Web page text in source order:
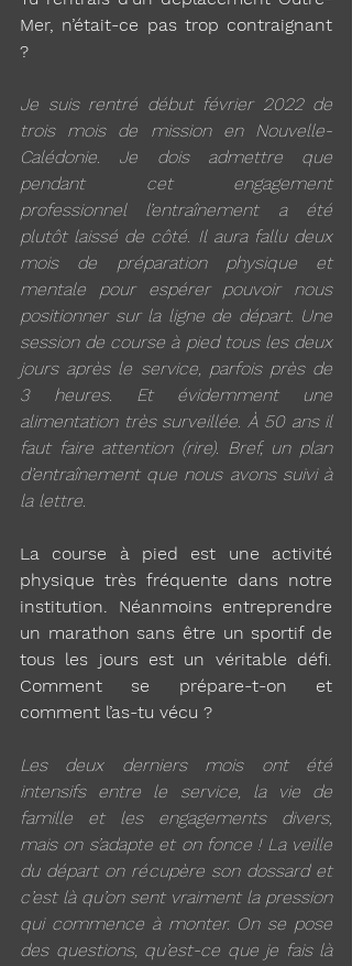
Mer, n’était-ce pas trop contraignant
?
Je suis rentré début février 2022 de
trois mois de mission en Nouvelle-
Calédonie. Je dois admettre que
pendant cet engagement
professionnel l’entraînement a été
plutôt laissé de côté. Il aura fallu deux
mois de préparation physique et
mentale pour espérer pouvoir nous
positionner sur la ligne de départ. Une
session de course à pied tous les deux
jours après le service, parfois près de
3 heures. Et évidemment une
alimentation très surveillée. À 50 ans il
faut faire attention (rire). Bref, un plan
d’entraînement que nous avons suivi à
la lettre.
La course à pied est une activité
physique très fréquente dans notre
institution. Néanmoins entreprendre
un marathon sans être un sportif de
tous les jours est un véritable défi.
Comment se prépare-t-on et
comment l’as-tu vécu ?
Les deux derniers mois ont été
intensifs entre le service, la vie de
famille et les engagements divers,
mais on s’adapte et on fonce ! La veille
du départ on récupère son dossard et
c’est là qu’on sent vraiment la pression
qui commence à monter. On se pose
des questions, qu’est-ce que je fais là